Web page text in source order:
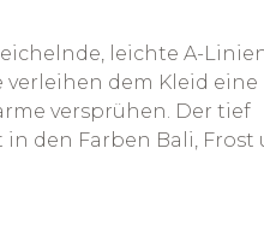
leichte A-
dem Kleid eine
versprühen. Der tief
den Farben Bali, Frost